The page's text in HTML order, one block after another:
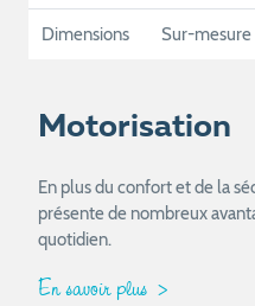
Dimensions Sur-mesure
Motorisation
En plus du confort et de la
présente de nombreux
quotidien.
En savoir plus